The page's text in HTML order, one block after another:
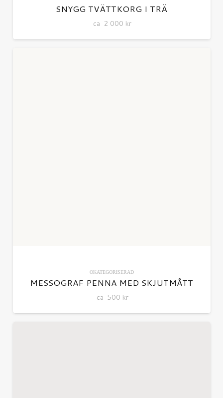
SNYGG TVÄTTKORG I TRÄ
ca 2 000 kr
OKATEGORISERAD
MESSOGRAF PENNA MED SKJUTMÅTT
ca 500 kr